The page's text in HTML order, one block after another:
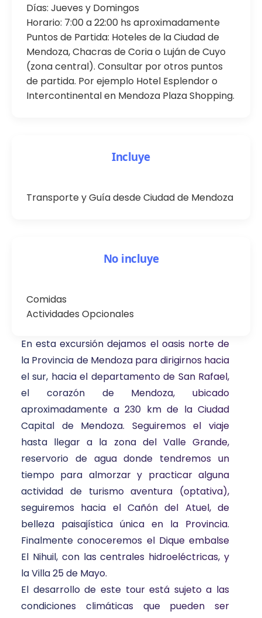
Días: Jueves y Domingos
Horario: 7:00 a 22:00 hs aproximadamente
Puntos de Partida: Hoteles de la Ciudad de
Mendoza, Chacras de Coria o Luján de Cuyo
(zona central). Consultar por otros puntos
de partida. Por ejemplo Hotel Esplendor o
Intercontinental en Mendoza Plaza Shopping.
Incluye
Transporte y Guía desde Ciudad de Mendoza
No incluye
Comidas
Actividades Opcionales
En esta excursión dejamos el oasis norte de
la Provincia de Mendoza para dirigirnos hacia
el sur, hacia el departamento de San Rafael,
el corazón de Mendoza, ubicado
aproximadamente a 230 km de la Ciudad
Capital de Mendoza. Seguiremos el viaje
hasta llegar a la zona del Valle Grande,
reservorio de agua donde tendremos un
tiempo para almorzar y practicar alguna
actividad de turismo aventura (optativa),
seguiremos hacia el Cañón del Atuel, de
belleza paisajística única en la Provincia.
Finalmente conoceremos el Dique embalse
El Nihuil, con las centrales hidroeléctricas, y
la Villa 25 de Mayo.
El desarrollo de este tour está sujeto a las
condiciones climáticas que pueden ser